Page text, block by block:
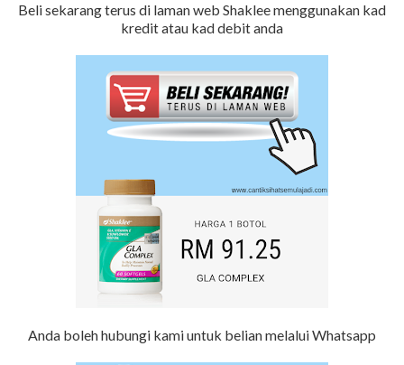
Beli sekarang terus di laman web Shaklee menggunakan kad
kredit atau kad debit anda
Anda boleh hubungi kami untuk belian melalui Whatsapp